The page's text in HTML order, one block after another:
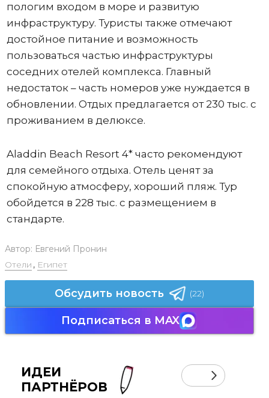
пологим входом в море и развитую
инфраструктуру. Туристы также отмечают
достойное питание и возможность
пользоваться частью инфраструктуры
соседних отелей комплекса. Главный
недостаток – часть номеров уже нуждается в
обновлении. Отдых предлагается от 230 тыс. с
проживанием в делюксе.
Aladdin Beach Resort 4* часто рекомендуют
для семейного отдыха. Отель ценят за
спокойную атмосферу, хороший пляж. Тур
обойдется в 228 тыс. с размещением в
стандарте.
Автор: Евгений Пронин
Отели , Египет
Обсудить новость (22)
Подписаться в MAX
ИДЕИ
ПАРТНЁРОВ